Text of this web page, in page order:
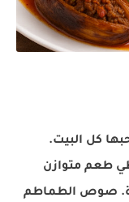
كل البيت.
طعم متوازن
صوص الطماطم